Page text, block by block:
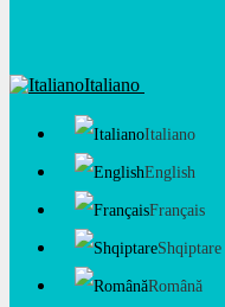
Italiano
Italiano
English
Français
Shqiptare
Română